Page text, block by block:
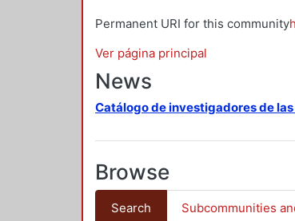
Permanent URI for this community
Ver página principal
News
Catálogo de investigadores de
Browse
Search Subcommunities